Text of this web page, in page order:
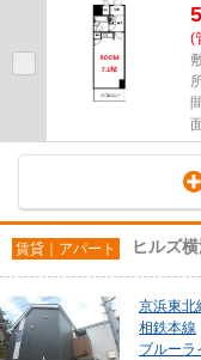
(
賃貸｜アパート ヒルズ
京浜東北
相鉄本線
ブルーラ